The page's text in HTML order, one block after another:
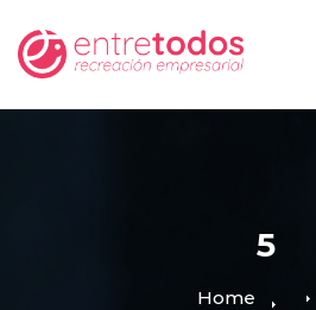
5
Home